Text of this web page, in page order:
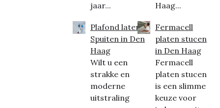
jaar...
Plafond laten
Spuiten in Den
Haag
Wilt u een
strakke en
moderne
uitstraling
Haag...
Fermacell
platen stucen
in Den Haag
Fermacell
platen stucen
is een slimme
keuze voor